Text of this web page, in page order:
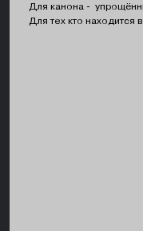
Для канона -
Для тех кто